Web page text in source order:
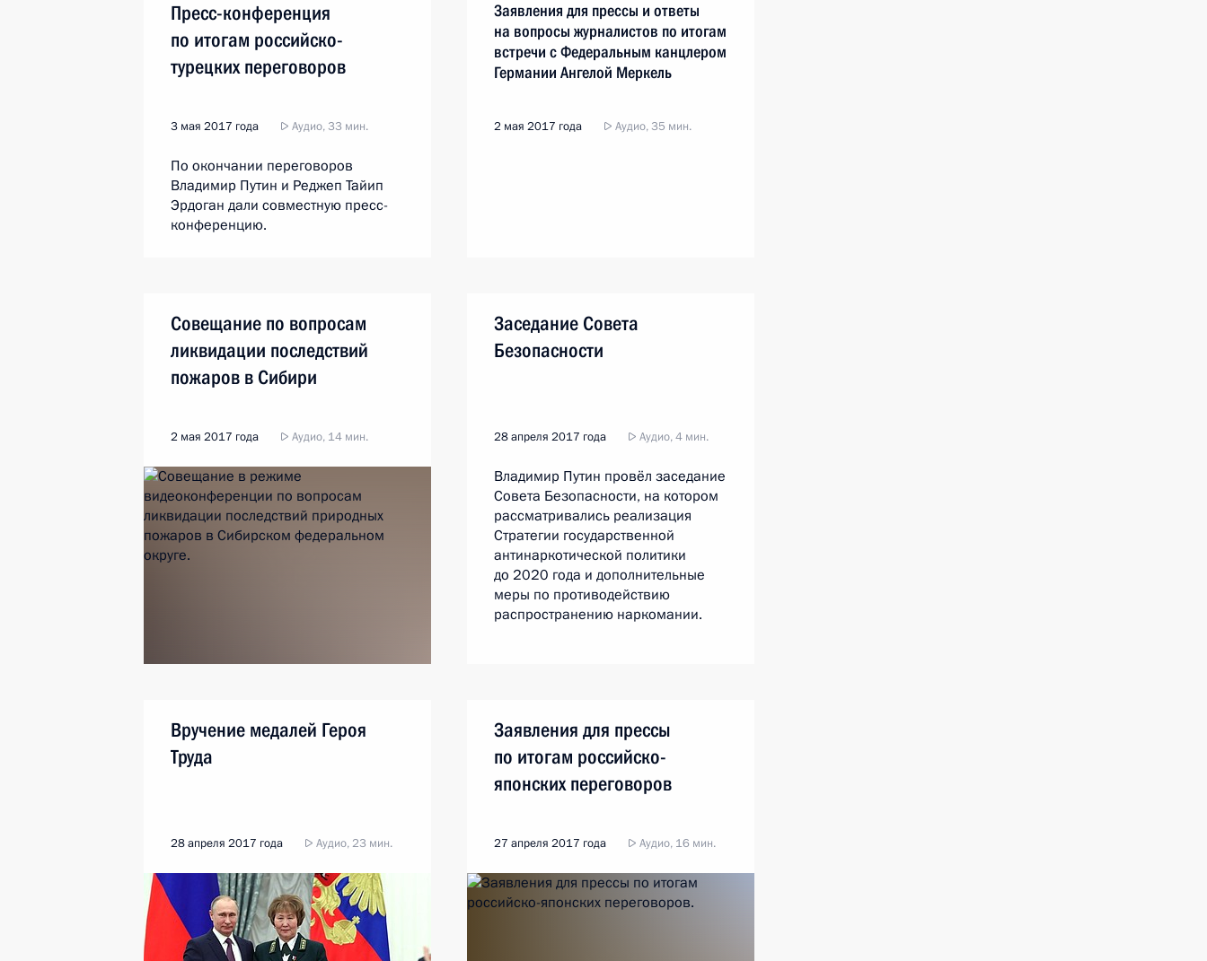
Пресс-конференция
по итогам российско-
турецких переговоров
3 мая 2017 года Аудио, 33 мин.
По окончании переговоров
Владимир Путин и Реджеп Тайип
Эрдоган дали совместную пресс-
конференцию.
Заявления для прессы и ответы
на вопросы журналистов по итогам
встречи с Федеральным канцлером
Германии Ангелой Меркель
2 мая 2017 года Аудио, 35 мин.
Совещание по вопросам
ликвидации последствий
пожаров в Сибири
2 мая 2017 года Аудио, 14 мин.
Заседание Совета
Безопасности
28 апреля 2017 года Аудио, 4 мин.
Владимир Путин провёл заседание
Совета Безопасности, на котором
рассматривались реализация
Стратегии государственной
антинаркотической политики
до 2020 года и дополнительные
меры по противодействию
распространению наркомании.
Вручение медалей Героя
Труда
28 апреля 2017 года Аудио, 23 мин.
Заявления для прессы
по итогам российско-
японских переговоров
27 апреля 2017 года Аудио, 16 мин.